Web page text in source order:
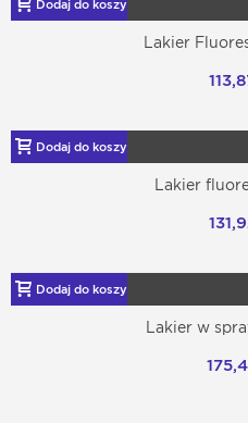
Dodaj do koszyka
Lakier
Dodaj do koszyka
Lakier
Dodaj do koszyka
Lakier w